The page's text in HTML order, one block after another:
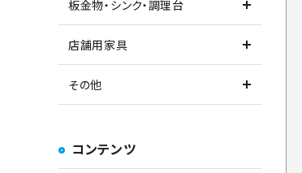
板金物・シンク・調理台
店舗用家具
その他
コンテンツ